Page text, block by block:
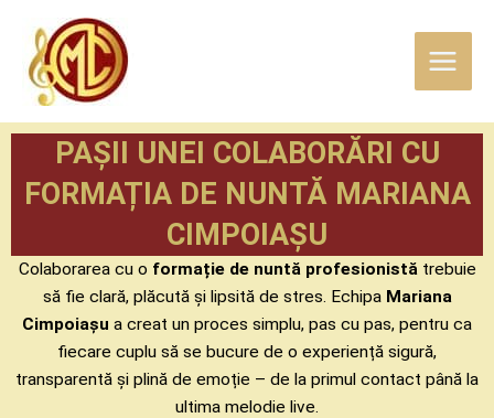
content
Menu
PAȘII UNEI COLABORĂRI CU
FORMAȚIA DE NUNTĂ MARIANA
CIMPOIAȘU
Colaborarea cu o formație de nuntă profesionistătrebuie
să fie clară, plăcută și lipsită de stres. Echipa Mariana
Cimpoiașu a creat un proces simplu, pas cu pas, pentru ca
fiecare cuplu să se bucure de o experiență sigură,
transparentă și plină de emoție – de la primul contact până la
ultima melodie live.